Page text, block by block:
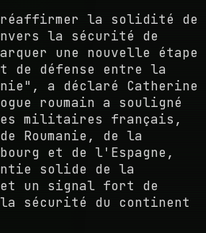
la solidité de
la sécurité de
une nouvelle étape
de défense entre la
a déclaré Catherine
roumain a souligné
militaires français,
Roumanie, de la
et de l'Espagne,
solide de la
un signal fort de
la sécurité du continent